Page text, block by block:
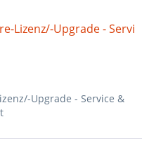
Upgrade - Service &